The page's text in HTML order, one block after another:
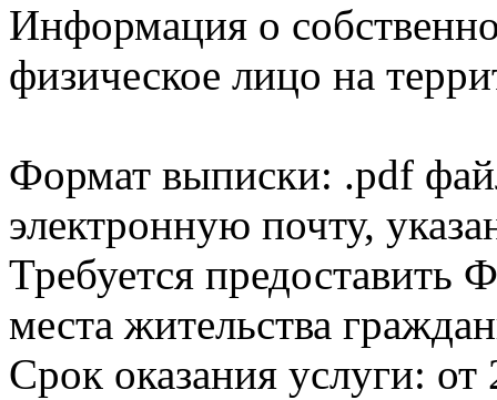
Информация о
физическое лицо на
Формат выписки: .pdf
электронную почту,
Требуется
места жительства
Срок оказания услуги: от